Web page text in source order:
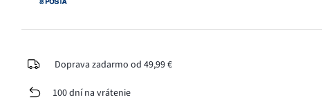
Doprava zadarmo od 49,99 €
100 dní na vrátenie